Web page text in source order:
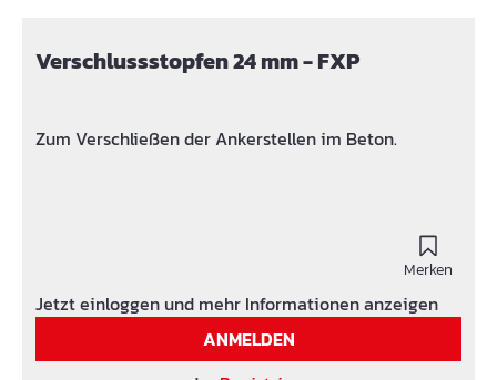
Verschlussstopfen 24 mm - FXP
Zum Verschließen der Ankerstellen im Beton.
Merken
Jetzt einloggen und mehr Informationen anzeigen
ANMELDEN